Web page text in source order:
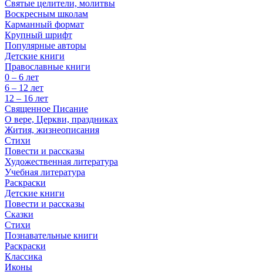
Святые целители, молитвы
Воскресным школам
Карманный формат
Крупный шрифт
Популярные авторы
Детские книги
Православные книги
0 – 6 лет
6 – 12 лет
12 – 16 лет
Священное Писание
О вере, Церкви, праздниках
Жития, жизнеописания
Стихи
Повести и рассказы
Художественная литература
Учебная литература
Раскраски
Детские книги
Повести и рассказы
Сказки
Стихи
Познавательные книги
Раскраски
Классика
Иконы